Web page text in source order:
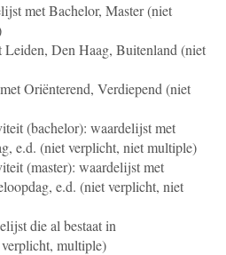
met Bachelor, Master (niet
Leiden, Den Haag, Buitenland (niet
Oriënterend, Verdiepend (niet
(bachelor): waardelijst met
e.d. (niet verplicht, niet multiple)
(master): waardelijst met
e.d. (niet verplicht, niet
die al bestaat in
multiple)